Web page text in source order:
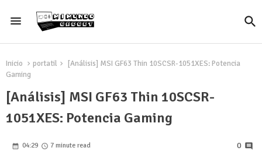
Inicio portatil
[Análisis] MSI GF63 Thin 10SCSR-1051XES: Potencia
Gaming
[Análisis] MSI GF63 Thin 10SCSR-
1051XES: Potencia Gaming
04:29 7 minute read 0